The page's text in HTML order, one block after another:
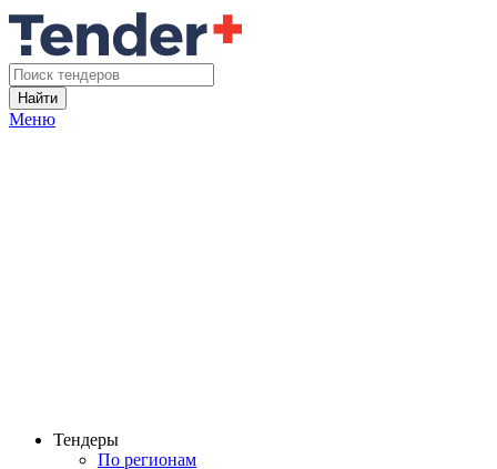
Найти
Меню
Тендеры
По регионам